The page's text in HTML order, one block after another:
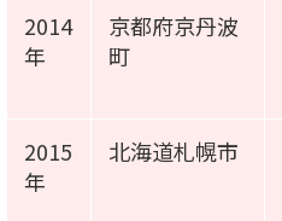
2014
年
京都府京丹波
町
2015
年
北海道札幌市